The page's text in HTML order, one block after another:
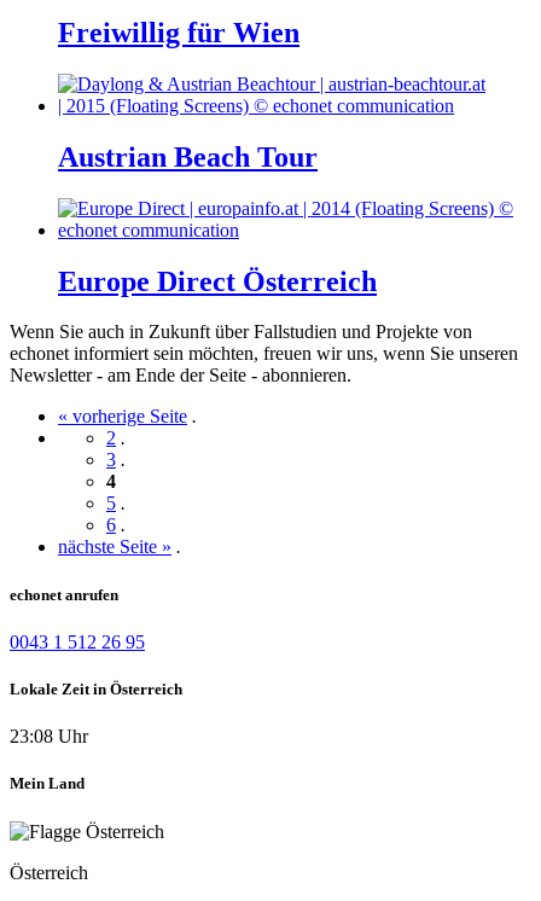
Freiwillig für Wien
Austrian Beach Tour
Europe Direct Österreich
Wenn Sie auch in Zukunft über Fallstudien und Projekte von
echonet informiert sein möchten, freuen wir uns, wenn Sie unseren
Newsletter - am Ende der Seite - abonnieren.
« vorherige Seite .
2 .
3 .
4
5 .
6 .
nächste Seite » .
echonet anrufen
0043 1 512 26 95
Lokale Zeit in Österreich
23:08 Uhr
Mein Land
Österreich